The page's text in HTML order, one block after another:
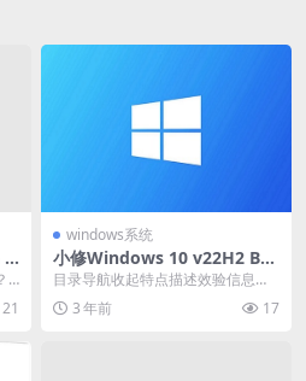
K
21
windows系统
小修Windows 10 v22H2 Bui
ld 19044.2788 太阳谷美化版
目录导航收起特点描述效验信息下
载地址目录导航收起特点描述效验
信息下载地址微软Wi...
3 年前 17